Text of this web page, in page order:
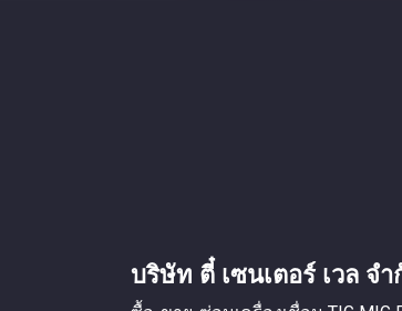
บริษัท ตี๋ เซนเตอร์ เวล จำ